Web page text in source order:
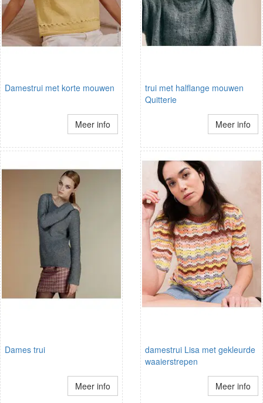
Damestrui met korte mouwen
Meer info
trui met halflange mouwen
Quitterie
Meer info
Dames trui
Meer info
damestrui Lisa met gekleurde
waaierstrepen
Meer info